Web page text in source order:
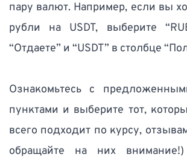
пару валют. Например, если вы
рубли на USDT, выберите
“Отдаете” и “USDT” в столбце
Ознакомьтесь с
пунктами и выберите тот,
всего подходит по курсу,
обращайте на них